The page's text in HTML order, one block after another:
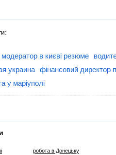
модератор в києві резюме
украина фінансовий директор
у маріуполі
робота в Донецьку